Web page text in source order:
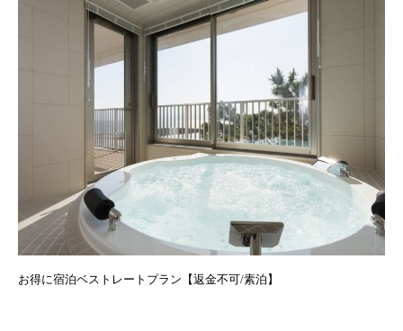
お得に宿泊ベストレートプラン【返金不可/素泊】